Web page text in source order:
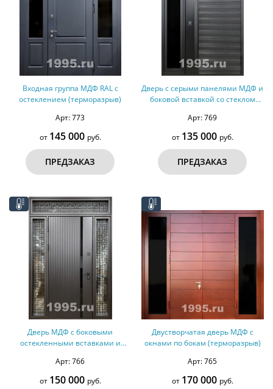
Входная группа МДФ RAL с
остеклением (терморазрыв)
Арт: 773
от 145 000 руб.
ПРЕДЗАКАЗ
Дверь с серыми панелями МДФ и
боковой вставкой со стеклом
Арт: 769
от 135 000 руб.
ПРЕДЗАКАЗ
Дверь МДФ с боковыми
остекленными вставками и
Арт: 766
от 150 000 руб.
Двустворчатая дверь МДФ с
окнами по бокам (терморазрыв)
Арт: 765
от 170 000 руб.